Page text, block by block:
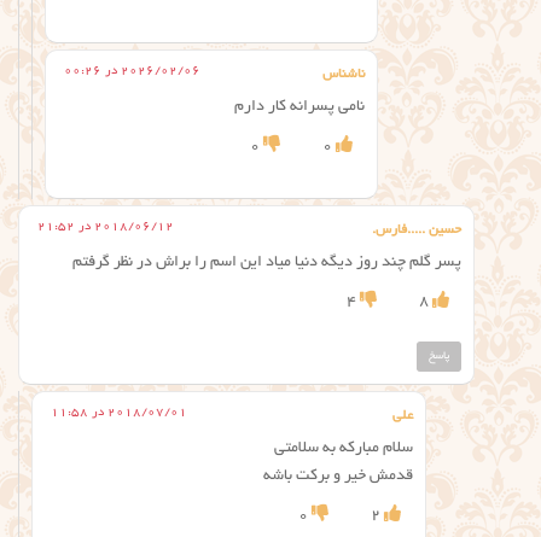
ناشناس 2026/02/06 در 00:26
نامی پسرانه کار دارم
0
0
حسین .....فارس. 2018/06/12 در 21:52
پسر گلم چند روز دیگه دنیا میاد این اسم را براش در نظر گرفتم
8
4
پاسخ
علی 2018/07/01 در 11:58
سلام مبارکه به سلامتی
قدمش خیر و برکت باشه
2
0